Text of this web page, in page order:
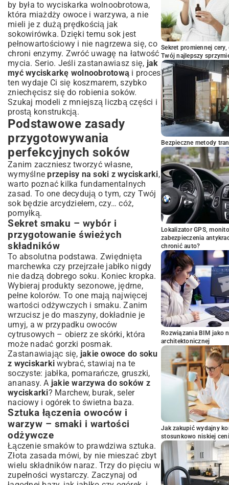
by była to wyciskarka wolnoobrotowa,
która miażdży owoce i warzywa, a nie
mieli je z dużą prędkością jak
sokowirówka. Dzięki temu sok jest
pełnowartościowy i nie nagrzewa się, co
chroni enzymy. Zwróć uwagę na łatwość
mycia. Serio. Jeśli zastanawiasz się, jak
myć wyciskarkę wolnoobrotową i proces
ten wydaje Ci się koszmarem, szybko
zniechęcisz się do robienia soków.
Szukaj modeli z mniejszą liczbą części i
prostą konstrukcją.
Podstawowe zasady
przygotowywania
perfekcyjnych soków
Zanim zaczniesz tworzyć własne,
wymyślneprzepisy na soki z wyciskarki,
warto poznać kilka fundamentalnych
zasad. To one decydują o tym, czy Twój
sok będzie arcydziełem, czy… cóż,
pomyłką.
Sekret smaku – wybór i
przygotowanie świeżych
składników
To absolutna podstawa. Zwiędnięta
marchewka czy przejrzałe jabłko nigdy
nie dadzą dobrego soku. Koniec kropka.
Wybieraj produkty sezonowe, jędrne,
pełne kolorów. To one mają najwięcej
wartości odżywczych i smaku. Zanim
wrzucisz je do maszyny, dokładnie je
umyj, a w przypadku owoców
cytrusowych – obierz ze skórki, która
może nadać gorzki posmak.
Zastanawiając się, jakie owoce do soku
z wyciskarki wybrać, stawiaj na te
soczyste: jabłka, pomarańcze, gruszki,
ananasy. A jakie warzywa do soków z
wyciskarki? Marchew, burak, seler
naciowy i ogórek to świetna baza.
Sztuka łączenia owoców i
warzyw – smaki i wartości
odżywcze
Łączenie smaków to prawdziwa sztuka.
Złota zasada mówi, by nie mieszać zbyt
wielu składników naraz. Trzy do pięciu w
zupełności wystarczy. Zaczynaj od
Sekret promiennej
Twój najlepszy
Bezpieczne metody
Lokalizator GPS,
zabezpieczenia
chronić auto?
Rozwiązania BIM jako
architektonicznej
Jak zakupić wydajny
stosunkowo niskiej